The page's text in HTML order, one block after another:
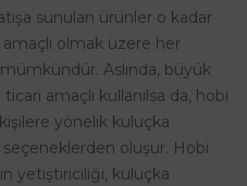
sunulan ürünler o kadar
olmak üzere her
Aslında, büyük
amaçlı kullanılsa da, hobi
yönelik kuluçka
oluşur. Hobi
yetiştiriciliği, kuluçka